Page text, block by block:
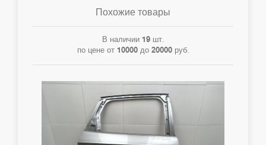
Похожие товары
В наличии 19шт.
по цене от 10000до 20000руб.